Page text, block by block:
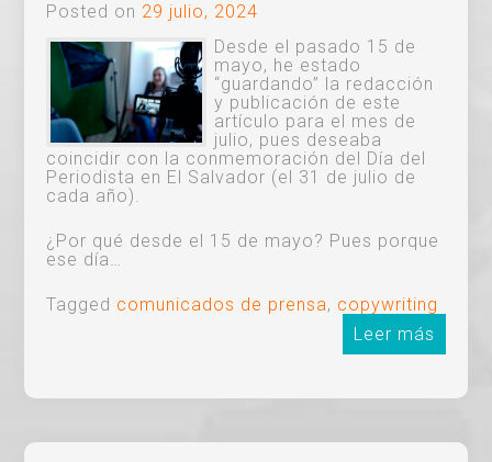
Posted on 29 julio, 2024
Desde el pasado 15 de
mayo, he estado
“guardando” la redacción
y publicación de este
artículo para el mes de
julio, pues deseaba
coincidir con la conmemoración del Día del
Periodista en El Salvador (el 31 de julio de
cada año).
¿Por qué desde el 15 de mayo? Pues porque
ese día…
Tagged comunicados de prensa, copywriting
Leer más